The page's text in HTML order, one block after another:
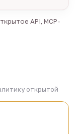
API, MCP-
открытой